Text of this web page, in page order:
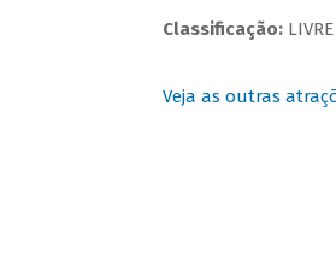
Classificação:LIVRE
Veja as outras